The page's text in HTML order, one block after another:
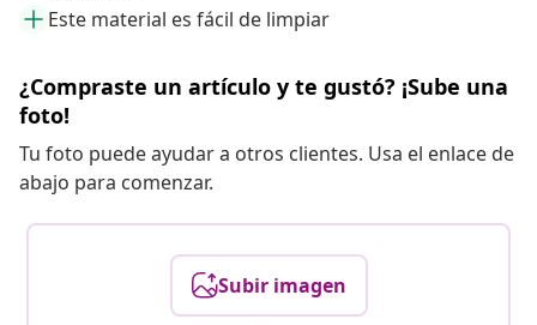
Este material es fácil de limpiar
¿Compraste un artículo y te gustó? ¡Sube una
foto!
Tu foto puede ayudar a otros clientes. Usa el enlace de
abajo para comenzar.
Subir imagen